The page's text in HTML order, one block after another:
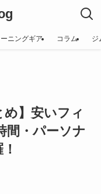
ーニングギア コラム ジ
め】安いフィ
間・パーソナ